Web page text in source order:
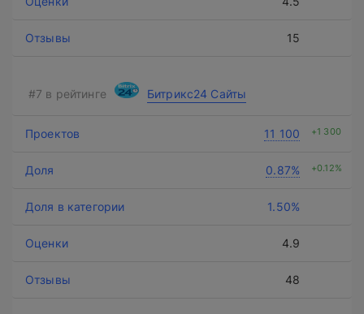
15
Битрикс24 Сайты
11 100 +1 300
0.87% +0.12%
1.50%
4.9
48